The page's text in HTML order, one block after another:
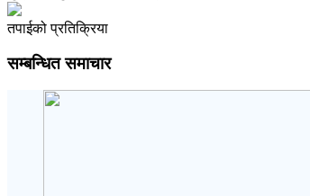
तपाईको प्रतिक्रिया
सम्बन्धित समाचार